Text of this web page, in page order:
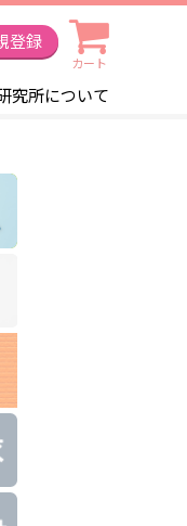
登録
カート
究所について